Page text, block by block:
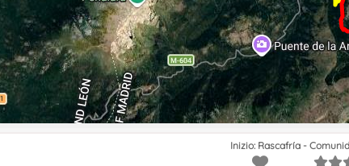
Inizio: Rascafría -